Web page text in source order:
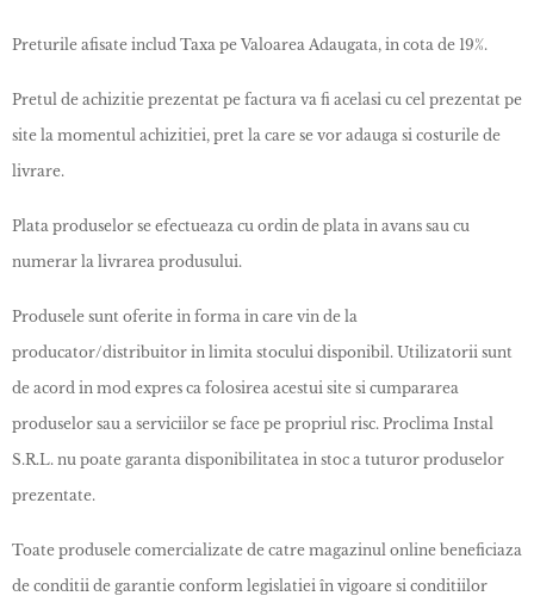
Preturile afisate includ Taxa pe Valoarea Adaugata, in cota de 19%.
Pretul de achizitie prezentat pe factura va fi acelasi cu cel prezentat pe
site la momentul achizitiei, pret la care se vor adauga si costurile de
livrare.
Plata produselor se efectueaza cu ordin de plata in avans sau cu
numerar la livrarea produsului.
Produsele sunt oferite in forma in care vin de la
producator/distribuitor in limita stocului disponibil. Utilizatorii sunt
de acord in mod expres ca folosirea acestui site si cumpararea
produselor sau a serviciilor se face pe propriul risc. Proclima Instal
S.R.L. nu poate garanta disponibilitatea in stoc a tuturor produselor
prezentate.
Toate produsele comercializate de catre magazinul online beneficiaza
de conditii de garantie conform legislatiei în vigoare si conditiilor